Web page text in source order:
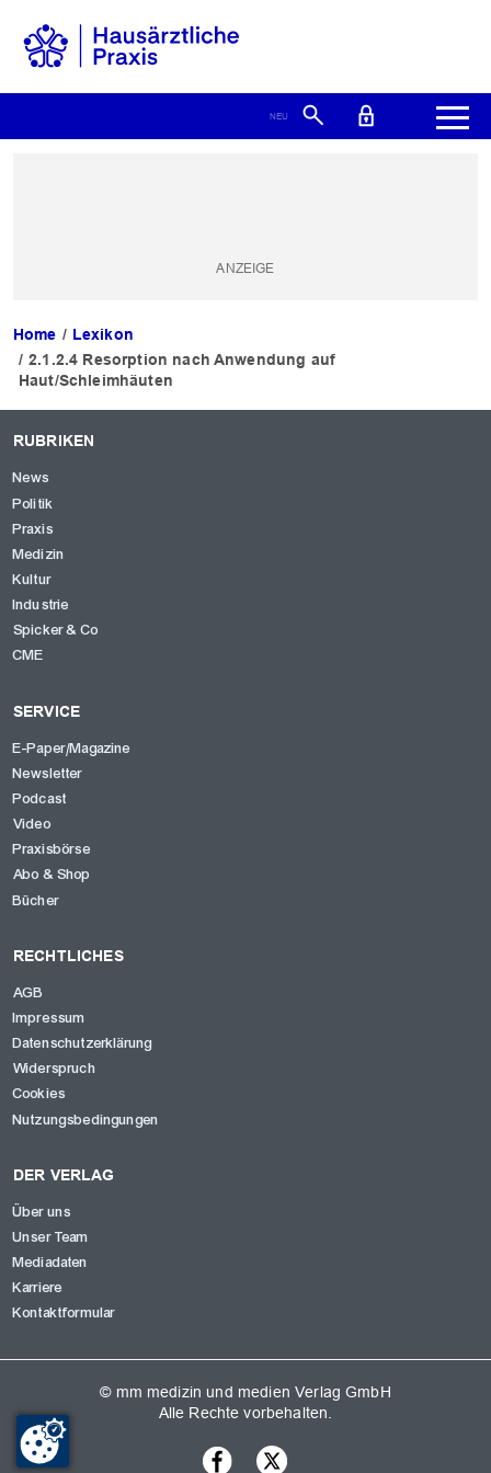
Home
Lexikon
2.1.2.4 Resorption nach Anwendung auf
Haut/Schleimhäuten
RUBRIKEN
News
Politik
Praxis
Medizin
Kultur
Industrie
Spicker & Co
CME
SERVICE
E-Paper/Magazine
Newsletter
Podcast
Video
Praxisbörse
Abo & Shop
Bücher
RECHTLICHES
AGB
Impressum
Datenschutzerklärung
Widerspruch
Cookies
Nutzungsbedingungen
DER VERLAG
Über uns
Unser Team
Mediadaten
Karriere
Kontaktformular
© mm medizin und medien Verlag GmbH
Alle Rechte vorbehalten.